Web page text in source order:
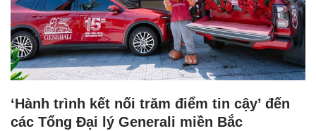
‘Hành trình kết nối trăm điểm tin cậy’ đến
các Tổng Đại lý Generali miền Bắc